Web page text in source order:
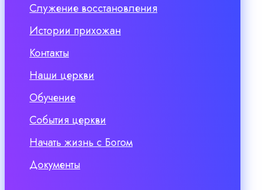
Служение восстановления
Истории прихожан
Контакты
Наши церкви
Обучение
События церкви
Начать жизнь с Богом
Документы